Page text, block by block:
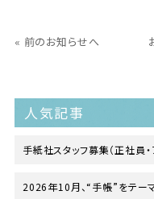
« 前のお知らせへ
人気記事
手紙社スタッフ募集（正社員
2026年10月、“手帳”をテー